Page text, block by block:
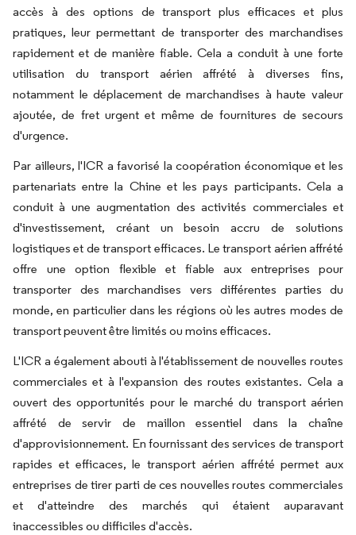
accès à des options de transport plus efficaces et plus
pratiques, leur permettant de transporter des marchandises
rapidement et de manière fiable. Cela a conduit à une forte
utilisation du transport aérien affrété à diverses fins,
notamment le déplacement de marchandises à haute valeur
ajoutée, de fret urgent et même de fournitures de secours
d'urgence.
Par ailleurs, l'ICR a favorisé la coopération économique et les
partenariats entre la Chine et les pays participants. Cela a
conduit à une augmentation des activités commerciales et
d'investissement, créant un besoin accru de solutions
logistiques et de transport efficaces. Le transport aérien affrété
offre une option flexible et fiable aux entreprises pour
transporter des marchandises vers différentes parties du
monde, en particulier dans les régions où les autres modes de
transport peuvent être limités ou moins efficaces.
L'ICR a également abouti à l'établissement de nouvelles routes
commerciales et à l'expansion des routes existantes. Cela a
ouvert des opportunités pour le marché du transport aérien
affrété de servir de maillon essentiel dans la chaîne
d'approvisionnement. En fournissant des services de transport
rapides et efficaces, le transport aérien affrété permet aux
entreprises de tirer parti de ces nouvelles routes commerciales
et d'atteindre des marchés qui étaient auparavant
inaccessibles ou difficiles d'accès.